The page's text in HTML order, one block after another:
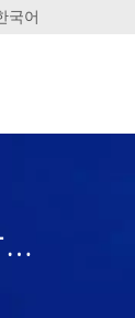
국어